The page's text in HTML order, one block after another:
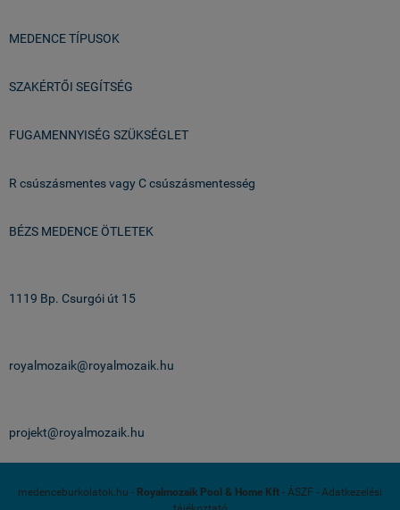
MEDENCE TÍPUSOK
SZAKÉRTŐI SEGÍTSÉG
FUGAMENNYISÉG SZÜKSÉGLET
R csúszásmentes vagy C csúszásmentesség
BÉZS MEDENCE ÖTLETEK
1119 Bp. Csurgói út 15
royalmozaik@royalmozaik.hu
projekt@royalmozaik.hu
medenceburkolatok.hu - Royalmozaik Pool & Home Kft - ÁSZF - Adatkezelési